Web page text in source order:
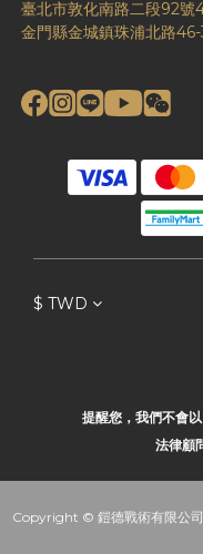
臺北市敦化南路二段92
金門縣金城鎮珠浦北路
$ TWD
提醒您，我們不會
法律顧
Copyright © 鎧德戰術有限公